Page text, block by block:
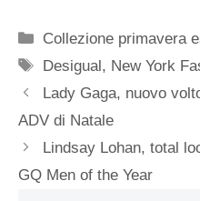
Categorie
Collezione primavera
Tag
Desigual, New York
Lady Gaga, nuovo
ADV di Natale
Lindsay Lohan, total
GQ Men of the Year